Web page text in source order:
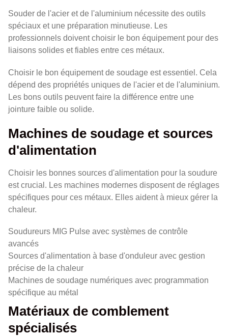
Souder de l'acier et de l'aluminium nécessite des outils
spéciaux et une préparation minutieuse. Les
professionnels doivent choisir le bon équipement pour des
liaisons solides et fiables entre ces métaux.
Choisir le bon équipement de soudage est essentiel. Cela
dépend des propriétés uniques de l'acier et de l'aluminium.
Les bons outils peuvent faire la différence entre une
jointure faible ou solide.
Machines de soudage et sources
d'alimentation
Choisir les bonnes sources d'alimentation pour la soudure
est crucial. Les machines modernes disposent de réglages
spécifiques pour ces métaux. Elles aident à mieux gérer la
chaleur.
Soudureurs MIG Pulse avec systèmes de contrôle
avancés
Sources d'alimentation à base d'onduleur avec gestion
précise de la chaleur
Machines de soudage numériques avec programmation
spécifique au métal
Matériaux de comblement
spécialisés